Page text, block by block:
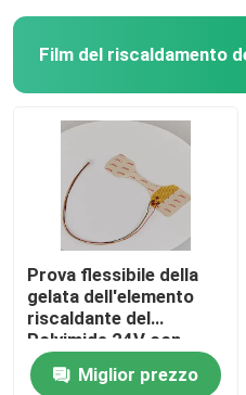
Film del riscaldamento
Prova flessibile della
gelata dell'elemento
riscaldante del
Polyimide 24V con
forma speciale
Miglior prezzo